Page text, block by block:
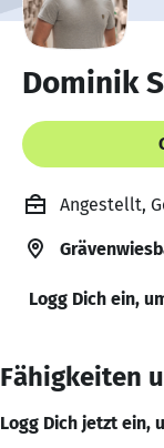
Dominik
Angestellt,
Logg Dich ein,
Fähigkeiten
Logg Dich jetzt ein,